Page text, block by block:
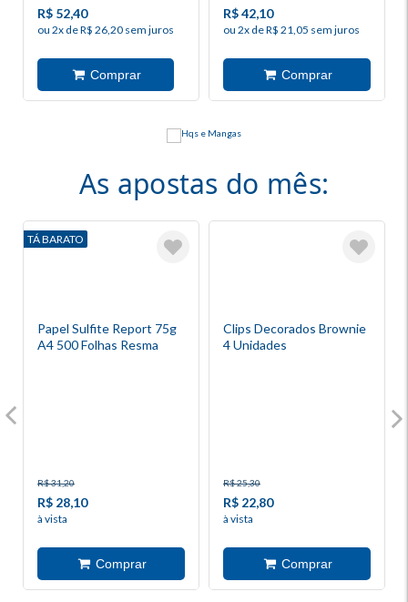
R$ 52,40
ou 2x de R$ 26,20 sem juros
R$ 42,10
ou 2x de R$ 21,05 sem juros
As apostas do mês:
TÁ BARATO
Papel Sulfite Report 75g
A4 500 Folhas Resma
R$ 31,20
R$ 28,10
à vista
Clips Decorados Brownie
4 Unidades
R$ 25,30
R$ 22,80
à vista